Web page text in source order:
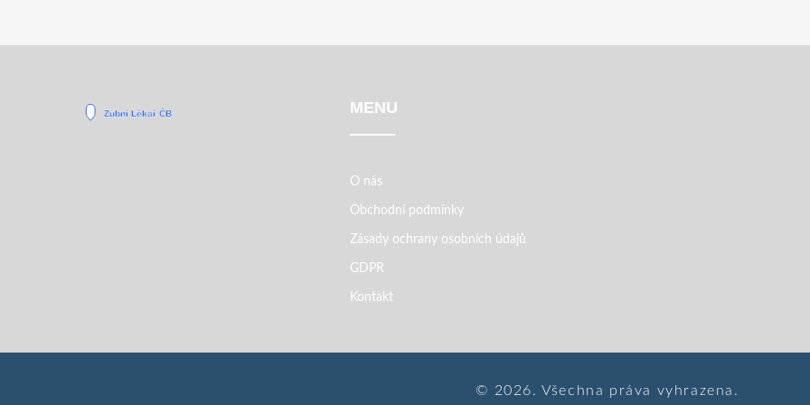
MENU
O nás
Obchodní podmínky
Zásady ochrany osobních údajů
GDPR
Kontakt
© 2026. Všechna práva vyhrazena.